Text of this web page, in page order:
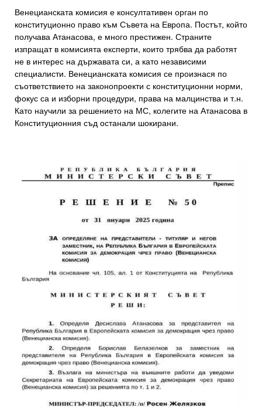
Венецианската комисия е консултативен орган по
конституционно право към Съвета на Европа. Постът, който
получава Атанасова, е много престижен. Страните
изпращат в комисията експерти, които трябва да работят
не в интерес на държавата си, а като независими
специалисти. Венецианската комисия се произнася по
съответствието на законопроекти с конституционни норми,
фокус са и изборни процедури, права на малцинства и т.н.
Като научили за решението на МС, колегите на Атанасова в
Конституционния съд останали шокирани.